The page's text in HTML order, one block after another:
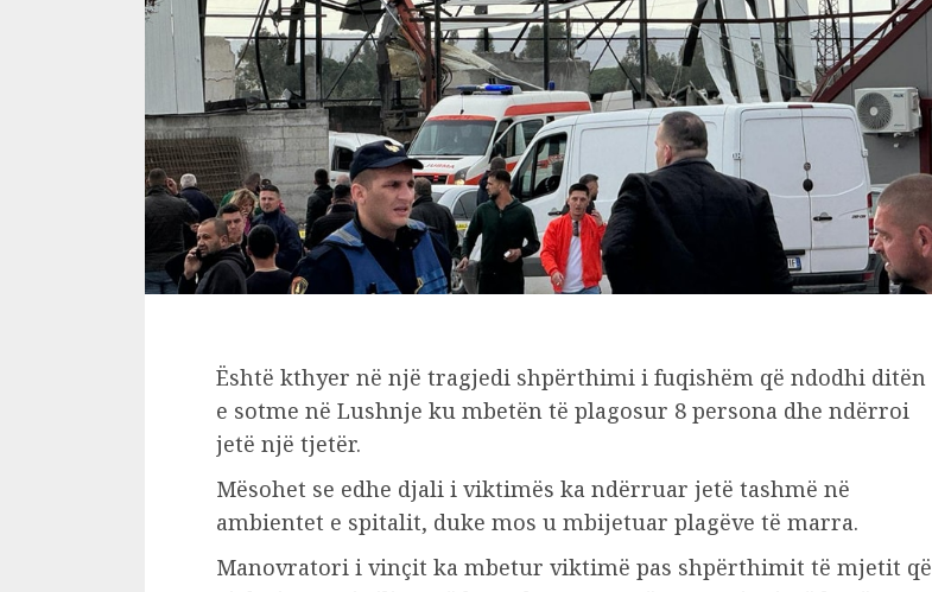
Është kthyer në një tragjedi shpërthimi i fuqishëm që ndodhi ditën
e sotme në Lushnje ku mbetën të plagosur 8 persona dhe ndërroi
jetë një tjetër.
Mësohet se edhe djali i viktimës ka ndërruar jetë tashmë në
ambientet e spitalit, duke mos u mbijetuar plagëve të marra.
Manovratori i vinçit ka mbetur viktimë pas shpërthimit të mjetit që